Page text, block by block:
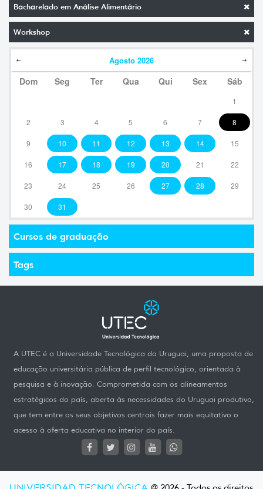
Bacharelado em Análise Alimentário
Workshop
Agosto 2026
Dom Seg Ter Qua Qui Sex Sáb
1
2 3 4 5 6 7 8
9 10 11 12 13 14 15
16 17 18 19 20 21 22
23 24 25 26 27 28 29
30 31
Cursos de graduação
Tags
A UTEC é a Universidade Tecnológica do Uruguai, uma proposta de
educação universitária pública de perfil tecnológico, orientada à
pesquisa e à inovação. Comprometida com os alineamentos
estratégicos do país, aberta às necessidades do Uruguai produtivo,
que tem entre os seus objetivos centrais fazer mais equitativo o
acesso à oferta educativa no interior do país.